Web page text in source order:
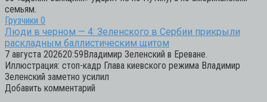
семьям.
Грузчики 0
Люди в черном — 4: Зеленского в Сербии прикрыли
раскладным баллистическим щитом
7 августа 202620:59Владимир Зеленский в Ереване.
Иллюстрация: стоп-кадр Глава киевского режима Владимир
Зеленский заметно усилил
Добавить комментарий